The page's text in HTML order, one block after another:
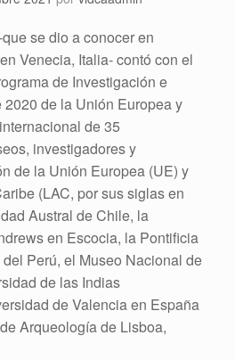
se dio a conocer en
Venecia, Italia- contó con el
de Investigación e
de la Unión Europea y
de 35
investigadores y
de la Unión Europea (UE) y
(LAC, por sus siglas en
Austral de Chile, la
en Escocia, la Pontificia
Perú, el Museo Nacional de
de las Indias
de Valencia en España
Arqueología de Lisboa,